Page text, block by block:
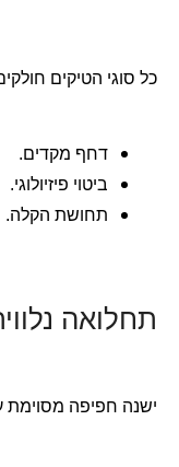
כל סוגי הטיקים חולקים 3 שלבים
דחף מקדים.
ביטוי פיזיולוגי.
תחושת הקלה.
תחלואה
ישנה חפיפה מסוימת